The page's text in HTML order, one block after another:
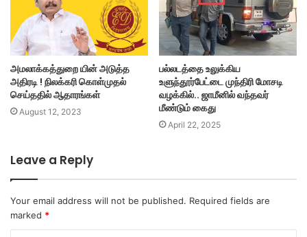
அமலாக்கத்துறை யின் அடுத்த
அதிரடி ! நிலக்கரி கொள்முதல்
செய்ததில் ஆதாரங்கள்
August 12, 2023
பல்லடத்தை உலுக்கிய
உளுந்தூர்பேட்டை முந்திரி மோசடி
வழக்கில்.. ஜாமீனில் வந்தவர்
மீண்டும் கைது
April 22, 2025
Leave a Reply
Your email address will not be published. Required fields are
marked *